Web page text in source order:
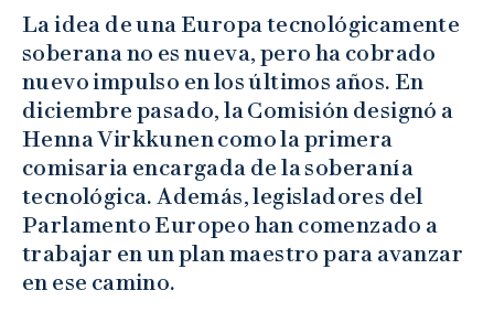
La idea de una Europa tecnológicamente
soberana no es nueva, pero ha cobrado
nuevo impulso en los últimos años. En
diciembre pasado, la Comisión designó a
Henna Virkkunen como la primera
comisaria encargada de la soberanía
tecnológica. Además, legisladores del
Parlamento Europeo han comenzado a
trabajar en un plan maestro para avanzar
en ese camino.